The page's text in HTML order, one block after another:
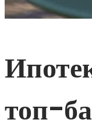
топ-